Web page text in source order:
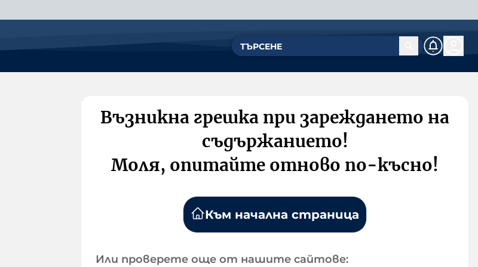
Възникна грешка при зареждането на
съдържанието!
Моля, опитайте отново по-късно!
Към начална страница
Или проверете още от нашите сайтове: